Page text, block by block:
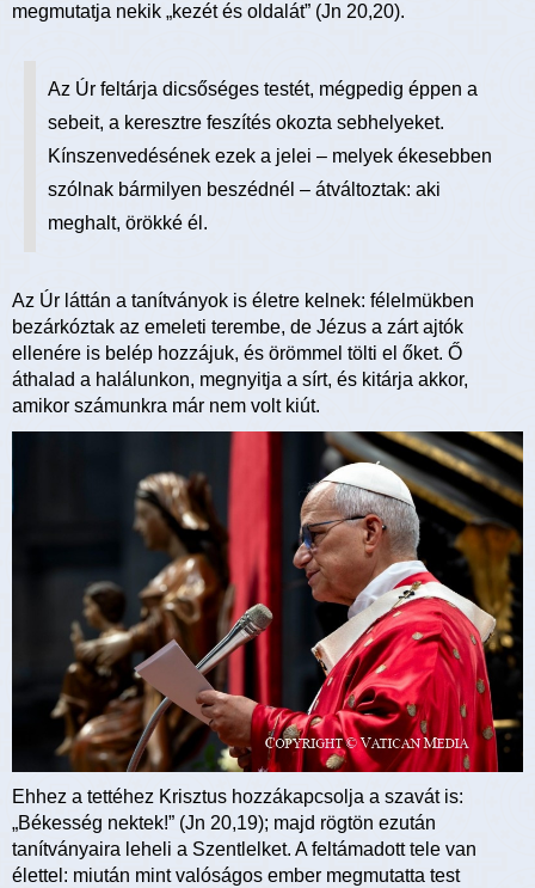
megmutatja nekik „kezét és oldalát” (Jn 20,20).
Az Úr feltárja dicsőséges testét, mégpedig éppen a
sebeit, a keresztre feszítés okozta sebhelyeket.
Kínszenvedésének ezek a jelei – melyek ékesebben
szólnak bármilyen beszédnél – átváltoztak: aki
meghalt, örökké él.
Az Úr láttán a tanítványok is életre kelnek: félelmükben
bezárkóztak az emeleti terembe, de Jézus a zárt ajtók
ellenére is belép hozzájuk, és örömmel tölti el őket. Ő
áthalad a halálunkon, megnyitja a sírt, és kitárja akkor,
amikor számunkra már nem volt kiút.
Ehhez a tettéhez Krisztus hozzákapcsolja a szavát is:
„Békesség nektek!” (Jn 20,19); majd rögtön ezután
tanítványaira leheli a Szentlelket. A feltámadott tele van
élettel: miután mint valóságos ember megmutatta test